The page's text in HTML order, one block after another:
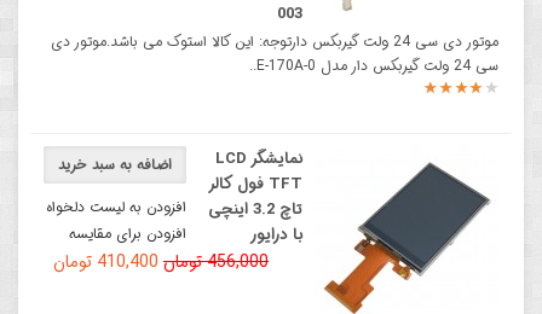
003
موتور دی سی 24 ولت گیربکس دارتوجه: این کالا استوک می باشد.موتور دی
سی 24 ولت گیربکس دار مدل E-170A-0..
اضافه به سبد خرید
افزودن به لیست دلخواه
افزودن برای مقایسه
456,000 تومان 410,400 تومان
نمایشگر LCD
TFT فول کالر
تاچ 3.2 اینچی
با درایور